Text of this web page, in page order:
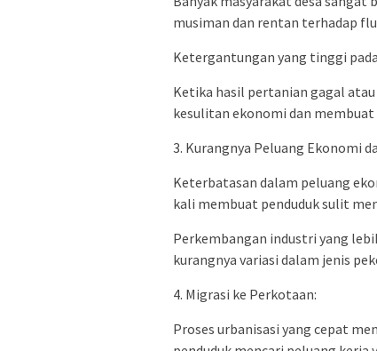
musiman dan rentan terhadap
Ketergantungan yang tinggi
Ketika hasil pertanian gagal
kesulitan ekonomi dan
3. Kurangnya Peluang Ekonomi
Keterbatasan dalam peluang
kali membuat penduduk sulit
Perkembangan industri yang
kurangnya variasi dalam jenis
4. Migrasi ke Perkotaan:
Proses urbanisasi yang cepat